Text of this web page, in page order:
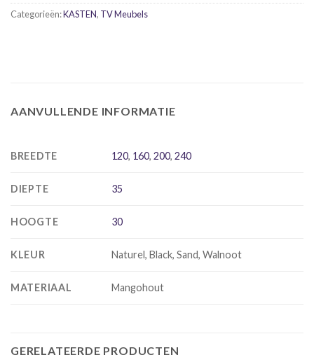
Categorieën:KASTEN, TV Meubels
AANVULLENDE INFORMATIE
BREEDTE 120, 160,200,240
DIEPTE 35
HOOGTE 30
KLEUR Naturel, Black, Sand, Walnoot
MATERIAAL Mangohout
GERELATEERDE PRODUCTEN